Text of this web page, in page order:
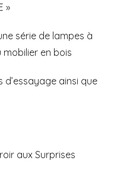
»
série de lampes à
mobilier en bois
d’essayage ainsi que
aux Surprises